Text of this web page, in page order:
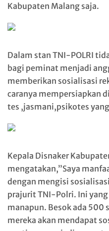
Kabupaten Malang saja.
Dalam stan TNI-POLRI
bagi peminat menjadi
memberikan sosialisasi
caranya mempersiapkan
tes ,jasmani,psikotes
Kepala Disnaker
mengatakan,”Saya
dengan mengisi
prajurit TNI-Polri. Ini
manapun. Besok ada 500
mereka akan mendapat